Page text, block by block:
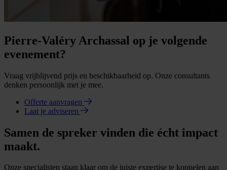
Pierre-Valéry Archassal op je volgende
evenement?
Vraag vrijblijvend prijs en beschikbaarheid op. Onze consultants
denken persoonlijk met je mee.
Offerte aanvragen
Laat je adviseren
Samen de spreker vinden die écht impact
maakt.
Onze specialisten staan klaar om de juiste expertise te koppelen aan